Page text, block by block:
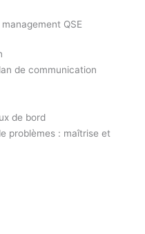
QSE
de communication
de bord
problèmes : maîtrise et